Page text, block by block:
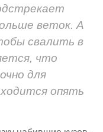
веток. А
свалить в
что
для
опять